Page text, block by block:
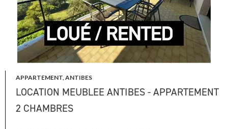
APPARTEMENT, ANTIBES
LOCATION MEUBLEE ANTIBES - APPARTEMENT
2 CHAMBRES